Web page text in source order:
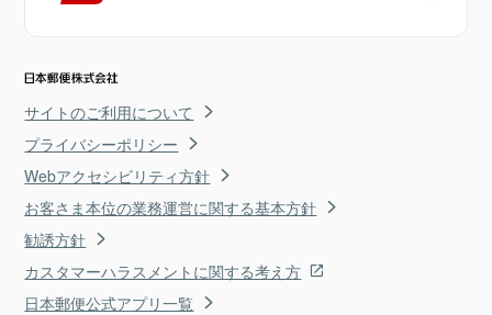
サイトのご利用について
プライバシーポリシー
Webアクセシビリティ方針
お客さま本位の業務運営に関する基本方針
勧誘方針
カスタマーハラスメントに関する考え方
日本郵便公式アプリ一覧